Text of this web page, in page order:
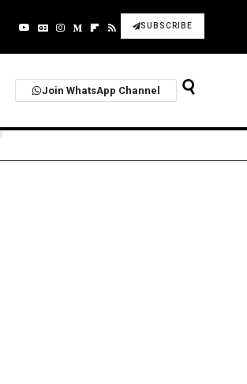
SUBSCRIBE
Join WhatsApp Channel